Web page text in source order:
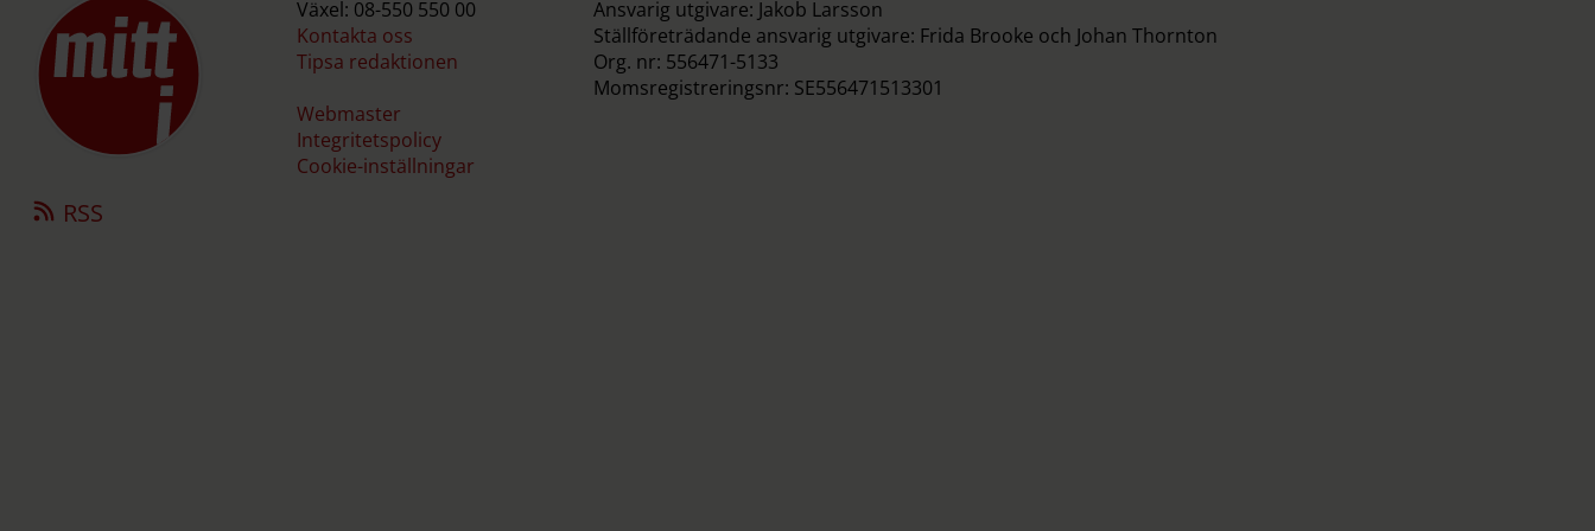
Växel: 08-550 550 00
Kontakta oss
Tipsa redaktionen
Webmaster
Integritetspolicy
Cookie-inställningar
Ansvarig utgivare: Jakob Larsson
Ställföreträdande ansvarig utgivare: Frida Brooke och Johan Thornton
Org. nr: 556471-5133
Momsregistreringsnr: SE556471513301
RSS